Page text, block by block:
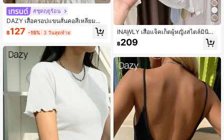
#ชุดฤดูร้อน
DAZY เสื้อครอปแขนสั้นคอสี่เหลี่ยมสำห
รับผู้หญิง สไตล์ลำลองฤดูร้อน Y2K สำห
รับวันพักผ่อน
฿127 -15% 3 วันสุดท้าย
INAWLY เสื้อแจ็คเก็ตผู้หญิงสไตล์มินิมอ
ล สีพื้น กระดุมด้านหน้า อเนกประสงค์ แ
บบบาง สำหรับฤดูใบไม้ร่วง
฿209